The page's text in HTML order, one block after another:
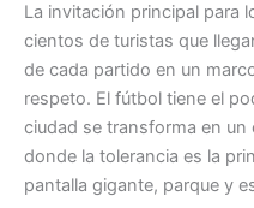
La invitación principal para
cientos de turistas que
de cada partido en un
respeto. El fútbol tiene el
ciudad se transforma en un
donde la tolerancia es la
pantalla gigante, parque y